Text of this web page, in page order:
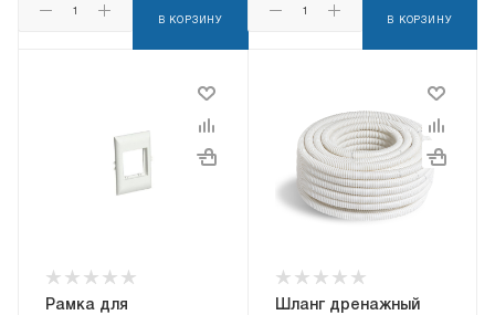
В КОРЗИНУ В КОРЗИНУ
Рамка для
Шланг дренажный